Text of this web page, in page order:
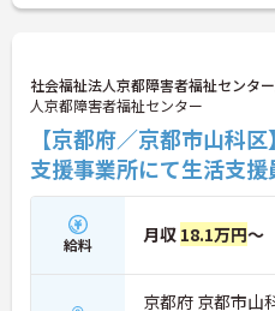
社会福祉法人京都障害者福祉センタ
人京都障害者福祉センター
【京都府／京都市山科
支援事業所にて生活支
給料 月収 18.1万円～
京都府 京都市山